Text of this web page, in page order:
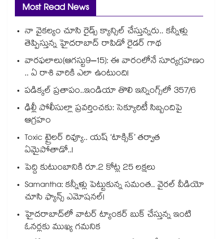
Most Read News
నా వైకల్యం చూసి రైడ్స్ క్యాన్సిల్ చేస్తున్నరు.. కన్నీళ్లు
తెప్పిస్తున్న హైదరాబాద్ రాపిడో రైడర్ గాథ
వారఫలాలు(ఆగస్టు9–15): ఈ వారంలోనే సూర్యగ్రహణం
.. ఏ రాశి వారికి ఎలా ఉంటుంది!
పడిక్కల్‌‌ ప్రతాపం..ఇండియా తొలి ఇన్నింగ్స్‌‌లో 357/6
ఢిల్లీ పోలీసుల్లా ప్రవర్తించకు: సెక్యూరిటీ సిబ్బందిపై
ఆగ్రహం
Toxic ట్రైలర్ రివ్యూ.. యష్ ‘టాక్సిక్’ తర్వాత
ఏమైపోతాడో..!
పెద్ది కుటుంబానికి రూ.2 కోట్ల 25 లక్షలు
Samantha: కన్నీళ్లు పెట్టుకున్న సమంత.. వైరల్ వీడియో
చూసి ఫ్యాన్స్ ఎమోషనల్!
హైదరాబాద్⁪లో వాటర్ ట్యాంకర్ బుక్ చేస్తున్న ఇంటి
ఓనర్లకు ముఖ్య గమనిక